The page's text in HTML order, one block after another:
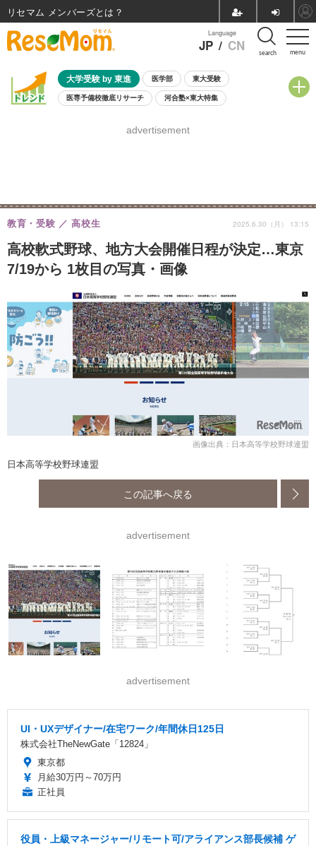
menu
Language
JP / CN search
大学受験 by 東進 医学部 東大受験
医専予備校徹底リサーチ 河合塾×東大特集
8月開催学校説明会・相談会
advertisement
高校軟式野球、地方大会開催日程が決定…東京
7/19から 1枚目の写真・画像
教育・受験 高校生 2025.6.30（月） 13:15
画像出典：日本高等学校野球連盟
日本高等学校野球連盟
この記事へ戻る
advertisement
advertisement
UI・UXデザイナー/在宅ワーク/年間休日125日
株式会社TheNewGate「12824」
東京都
月給30万円～70万円
正社員
役員・上級マネージャー/リモート可/アライアンス部長候補 ゲ
リセマム メンバーズ